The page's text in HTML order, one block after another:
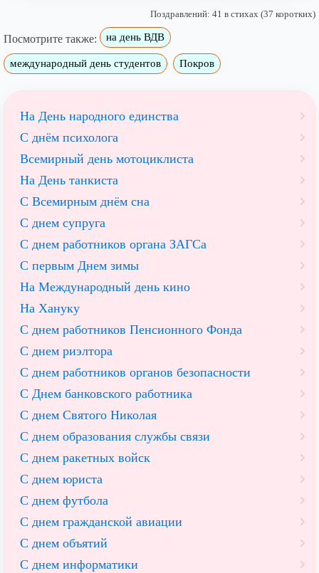
Поздравлений: 41 в стихах (37 коротких)
Посмотрите также: на день ВДВ
международный день студентов Покров
На День народного единства
С днём психолога
Всемирный день мотоциклиста
На День танкиста
С Всемирным днём сна
С днем супруга
С днем работников органа ЗАГСа
С первым Днем зимы
На Международный день кино
На Хануку
С днем работников Пенсионного Фонда
С днем риэлтора
С днем работников органов безопасности
С Днем банковского работника
С днем Святого Николая
С днем образования службы связи
С днем ракетных войск
С днем юриста
С днем футбола
С днем гражданской авиации
С днем объятий
С днем информатики